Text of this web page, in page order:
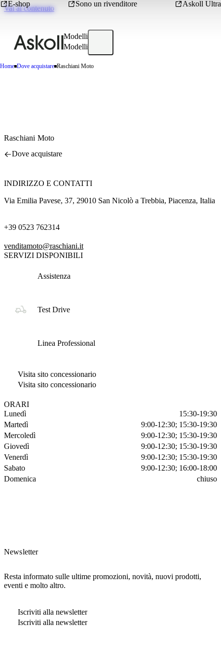
Vai al contenuto
E-shop Sono un rivenditore Askoll Ultra
Modelli
Modelli
Home Dove acquistare Raschiani Moto
Raschiani Moto
Dove acquistare
INDIRIZZO E CONTATTI
Via Emilia Pavese, 37, 29010 San Nicolò a Trebbia, Piacenza, Italia
+39 0523 762314
venditamoto@raschiani.it
SERVIZI DISPONIBILI
Assistenza
Test Drive
Linea Professional
Visita sito concessionario
Visita sito concessionario
ORARI
Lunedì
15:30-19:30
Martedì
9:00-12:30; 15:30-19:30
Mercoledì
9:00-12:30; 15:30-19:30
Giovedì
9:00-12:30; 15:30-19:30
Venerdì
9:00-12:30; 15:30-19:30
Sabato
9:00-12:30; 16:00-18:00
Domenica
chiuso
Newsletter
Resta informato sulle ultime promozioni, novità, nuovi prodotti,
eventi e molto altro.
Iscriviti alla newsletter
Iscriviti alla newsletter